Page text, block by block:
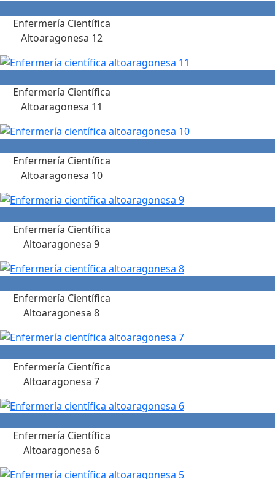
Enfermería Científica
Altoaragonesa 12
Enfermería Científica
Altoaragonesa 11
Enfermería Científica
Altoaragonesa 10
Enfermería Científica
Altoaragonesa 9
Enfermería Científica
Altoaragonesa 8
Enfermería Científica
Altoaragonesa 7
Enfermería Científica
Altoaragonesa 6